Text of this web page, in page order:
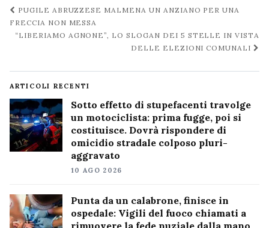
Navigazione
post
PUGILE ABRUZZESE MALMENA UN ANZIANO PER UNA
FRECCIA NON MESSA
“LIBERIAMO AGNONE”, LO SLOGAN DEI 5 STELLE IN VISTA
DELLE ELEZIONI COMUNALI
ARTICOLI RECENTI
Sotto effetto di stupefacenti travolge
un motociclista: prima fugge, poi si
costituisce. Dovrà rispondere di
omicidio stradale colposo pluri-
aggravato
10 AGO 2026
Punta da un calabrone, finisce in
ospedale: Vigili del fuoco chiamati a
rimuovere la fede nuziale dalla mano